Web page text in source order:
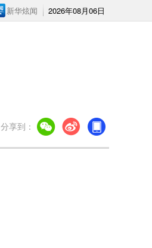
2026年08月06日
新华炫闻
分享到：